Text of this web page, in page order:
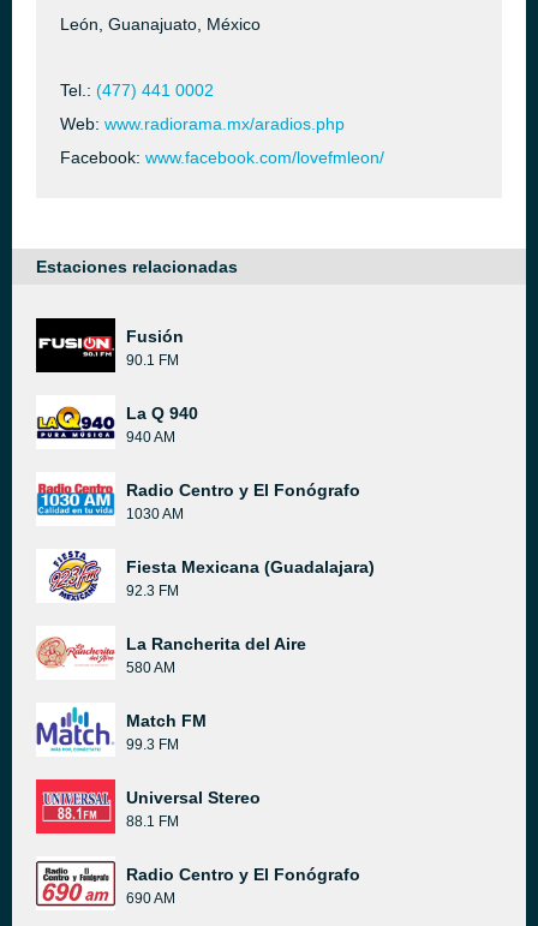
León, Guanajuato, México
Tel.: (477) 441 0002
Web: www.radiorama.mx/aradios.php
Facebook: www.facebook.com/lovefmleon/
Estaciones relacionadas
Fusión
90.1 FM
La Q 940
940 AM
Radio Centro y El Fonógrafo
1030 AM
Fiesta Mexicana (Guadalajara)
92.3 FM
La Rancherita del Aire
580 AM
Match FM
99.3 FM
Universal Stereo
88.1 FM
Radio Centro y El Fonógrafo
690 AM